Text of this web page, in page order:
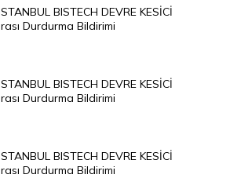
BISTECH DEVRE KESİCİ
Durdurma Bildirimi
BISTECH DEVRE KESİCİ
Durdurma Bildirimi
BISTECH DEVRE KESİCİ
Durdurma Bildirimi